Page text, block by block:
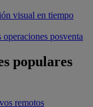
visual en tiempo
posventa
populares
remotos